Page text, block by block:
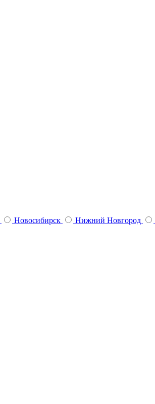
Новосибирск Нижний Новгород